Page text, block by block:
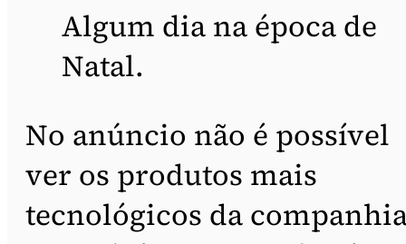
Algum dia na época de
Natal.
No anúncio não é possível
ver os produtos mais
tecnológicos da